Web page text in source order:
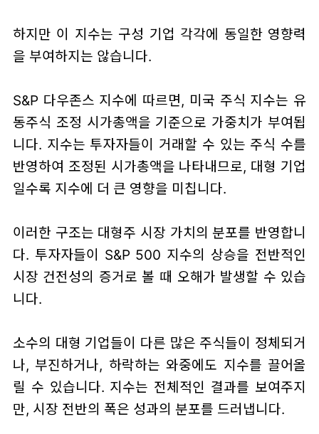
하지만 이 지수는 구성 기업 각각에 동일한 영향력
을 부여하지는 않습니다.
S&P 다우존스 지수에 따르면, 미국 주식 지수는 유
동주식 조정 시가총액을 기준으로 가중치가 부여됩
니다. 지수는 투자자들이 거래할 수 있는 주식 수를
반영하여 조정된 시가총액을 나타내므로, 대형 기업
일수록 지수에 더 큰 영향을 미칩니다.
이러한 구조는 대형주 시장 가치의 분포를 반영합니
다. 투자자들이 S&P 500 지수의 상승을 전반적인
시장 건전성의 증거로 볼 때 오해가 발생할 수 있습
니다.
소수의 대형 기업들이 다른 많은 주식들이 정체되거
나, 부진하거나, 하락하는 와중에도 지수를 끌어올
릴 수 있습니다. 지수는 전체적인 결과를 보여주지
만, 시장 전반의 폭은 성과의 분포를 드러냅니다.